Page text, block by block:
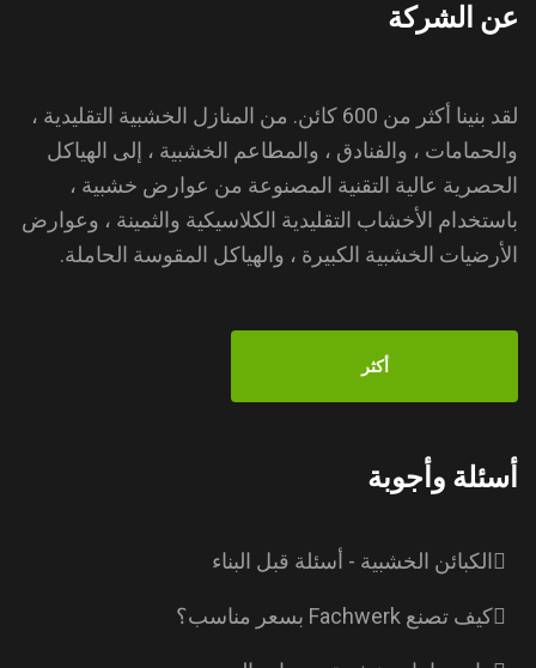
عن الشركة
لقد بنينا أكثر من 600 كائن. من المنازل الخشبية التقليدية ،
والحمامات ، والفنادق ، والمطاعم الخشبية ، إلى الهياكل
الحصرية عالية التقنية المصنوعة من عوارض خشبية ،
باستخدام الأخشاب التقليدية الكلاسيكية والثمينة ، وعوارض
الأرضيات الخشبية الكبيرة ، والهياكل المقوسة الحاملة.
أكثر
أسئلة وأجوبة
الكبائن الخشبية - أسئلة قبل البناء
كيف تصنع Fachwerk بسعر مناسب؟